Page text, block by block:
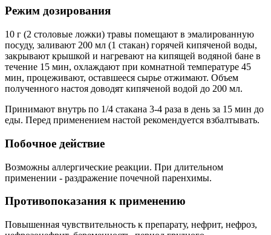
Режим дозирования
10 г (2 столовые ложки) травы помещают в эмалированную
посуду, заливают 200 мл (1 стакан) горячей кипяченой воды,
закрывают крышкой и нагревают на кипящей водяной бане в
течение 15 мин, охлаждают при комнатной температуре 45
мин, процеживают, оставшееся сырье отжимают. Объем
полученного настоя доводят кипяченой водой до 200 мл.
Принимают внутрь по 1/4 стакана 3-4 раза в день за 15 мин до
еды. Перед применением настой рекомендуется взбалтывать.
Побочное действие
Возможны аллергические реакции. При длительном
применении - раздражение почечной паренхимы.
Противопоказания к применению
Повышенная чувствительность к препарату, нефрит, нефроз,